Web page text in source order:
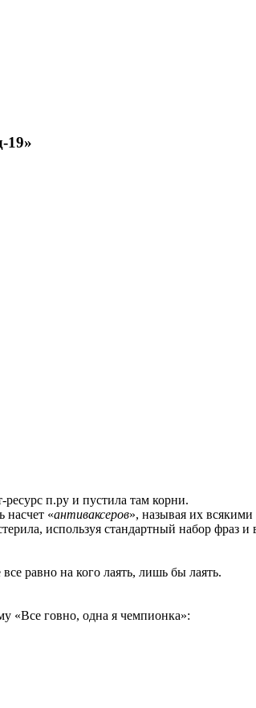
19»
п.ру и пустила там корни.
насчет «антиваксеров», называя их
используя стандартный набор фраз
равно на кого лаять, лишь бы лаять.
«Все говно, одна я чемпионка»: